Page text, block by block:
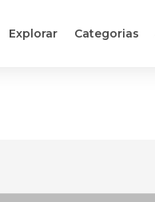
Explorar Categorias